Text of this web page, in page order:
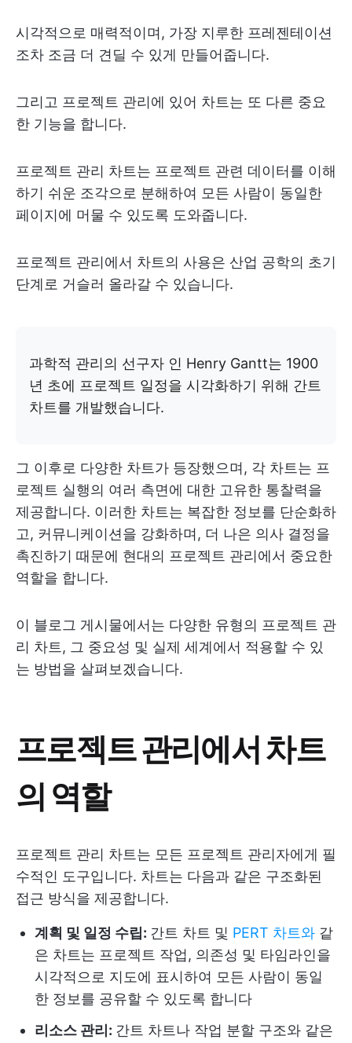
시각적으로 매력적이며, 가장 지루한 프레젠테이션
조차 조금 더 견딜 수 있게 만들어줍니다.
그리고 프로젝트 관리에 있어 차트는 또 다른 중요
한 기능을 합니다.
프로젝트 관리 차트는 프로젝트 관련 데이터를 이해
하기 쉬운 조각으로 분해하여 모든 사람이 동일한
페이지에 머물 수 있도록 도와줍니다.
프로젝트 관리에서 차트의 사용은 산업 공학의 초기
단계로 거슬러 올라갈 수 있습니다.
과학적 관리의 선구자 인 Henry Gantt는 1900
년 초에 프로젝트 일정을 시각화하기 위해 간트
차트를 개발했습니다.
그 이후로 다양한 차트가 등장했으며, 각 차트는 프
로젝트 실행의 여러 측면에 대한 고유한 통찰력을
제공합니다. 이러한 차트는 복잡한 정보를 단순화하
고, 커뮤니케이션을 강화하며, 더 나은 의사 결정을
촉진하기 때문에 현대의 프로젝트 관리에서 중요한
역할을 합니다.
이 블로그 게시물에서는 다양한 유형의 프로젝트 관
리 차트, 그 중요성 및 실제 세계에서 적용할 수 있
는 방법을 살펴보겠습니다.
프로젝트 관리에서 차트
의 역할
프로젝트 관리 차트는 모든 프로젝트 관리자에게 필
수적인 도구입니다. 차트는 다음과 같은 구조화된
접근 방식을 제공합니다.
계획 및 일정 수립: 간트 차트 및 PERT 차트와 같
은 차트는 프로젝트 작업, 의존성 및 타임라인을
시각적으로 지도에 표시하여 모든 사람이 동일
한 정보를 공유할 수 있도록 합니다
리소스 관리: 간트 차트나 작업 분할 구조와 같은